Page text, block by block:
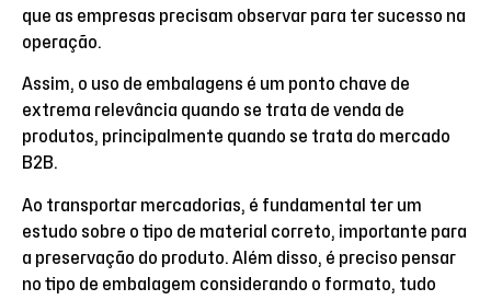
que as empresas precisam observar para ter sucesso na
operação.
Assim, o uso de embalagens é um ponto chave de
extrema relevância quando se trata de venda de
produtos, principalmente quando se trata do mercado
B2B.
Ao transportar mercadorias, é fundamental ter um
estudo sobre o tipo de material correto, importante para
a preservação do produto. Além disso, é preciso pensar
no tipo de embalagem considerando o formato, tudo